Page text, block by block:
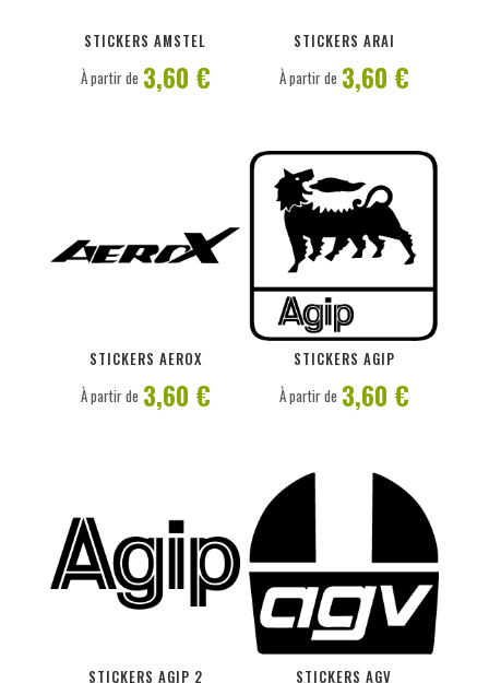
STICKERS AMSTEL
À partir de 3,60 €
STICKERS ARAI
À partir de 3,60 €
STICKERS AEROX
À partir de 3,60 €
STICKERS AGIP
PERSONNALISER
À partir de 3,60 €
STICKERS AGIP 2 STICKERS AGV
PERSONNALISER